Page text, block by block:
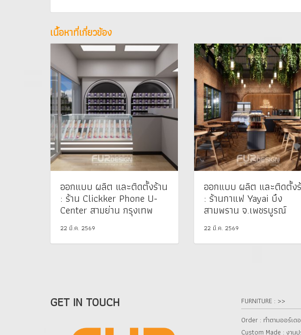
เนื้อหาที่เกี่ยวข้อง
ออกแบบ ผลิต และติดตั้งร้าน
: ร้าน Clickker Phone U-
Center สามย่าน กรุงเทพ
22 มี.ค. 2569
ออกแบบ ผลิต และติดตั้ง
: ร้านกาแฟ Yayai บึง
สามพราน จ.เพชรบูรณ์
22 มี.ค. 2569
GET IN TOUCH
FURNITURE : >>
Order : ทำตามออร์เด
Custom Made : งาน